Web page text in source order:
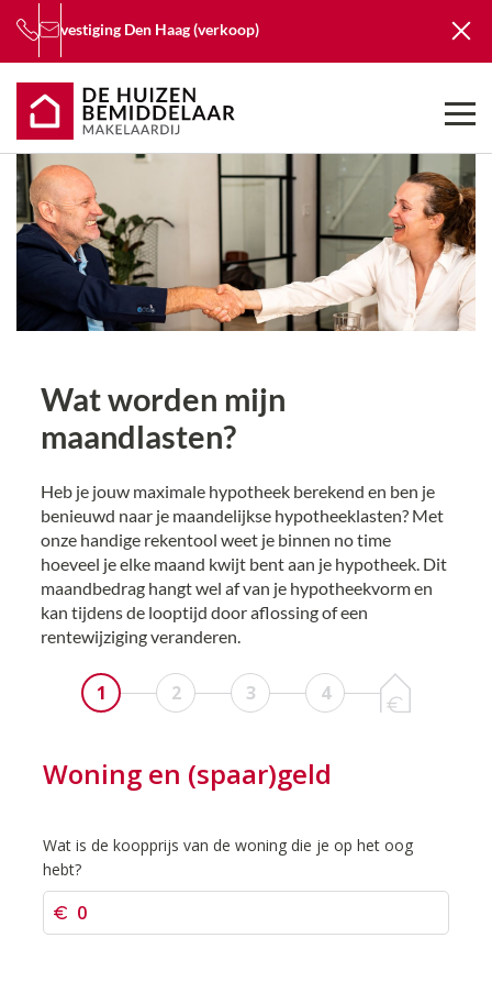
vestiging Den Haag (verkoop)
Wat worden mijn
maandlasten?
Heb je jouw maximale hypotheek berekend en ben je
benieuwd naar je maandelijkse hypotheeklasten? Met
onze handige rekentool weet je binnen no time
hoeveel je elke maand kwijt bent aan je hypotheek. Dit
maandbedrag hangt wel af van je hypotheekvorm en
kan tijdens de looptijd door aflossing of een
rentewijziging veranderen.